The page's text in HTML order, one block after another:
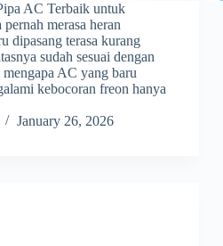
AC Terbaik untuk
merasa heran
dipasang terasa kurang
sudah sesuai dengan
AC yang baru
kebocoran freon hanya
January 26, 2026